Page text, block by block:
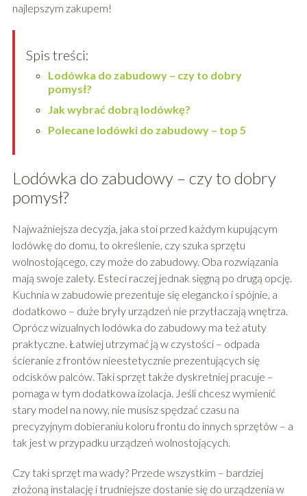
najlepszym zakupem!
Spis treści:
Lodówka do zabudowy – czy to dobry
pomysł?
Jak wybrać dobrą lodówkę?
Polecane lodówki do zabudowy – top 5
Lodówka do zabudowy – czy to dobry
pomysł?
Najważniejsza decyzja, jaka stoi przed każdym kupującym
lodówkę do domu, to określenie, czy szuka sprzętu
wolnostojącego, czy może do zabudowy. Oba rozwiązania
mają swoje zalety. Esteci raczej jednak sięgną po drugą opcję.
Kuchnia w zabudowie prezentuje się elegancko i spójnie, a
dodatkowo – duże bryły urządzeń nie przytłaczają wnętrza.
Oprócz wizualnych lodówka do zabudowy ma też atuty
praktyczne. Łatwiej utrzymać ją w czystości – odpada
ścieranie z frontów nieestetycznie prezentujących się
odcisków palców. Taki sprzęt także dyskretniej pracuje –
pomaga w tym dodatkowa izolacja. Jeśli chcesz wymienić
stary model na nowy, nie musisz spędzać czasu na
precyzyjnym dobieraniu koloru frontu do innych sprzętów – a
tak jest w przypadku urządzeń wolnostojących.
Czy taki sprzęt ma wady? Przede wszystkim – bardziej
złożoną instalację i trudniejsze dostanie się do urządzenia w